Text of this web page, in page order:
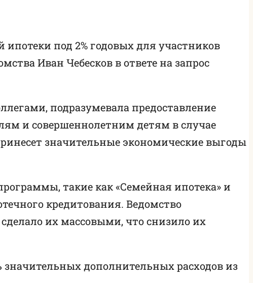
под 2% годовых для участников
Иван Чебесков в ответе на запрос
подразумевала предоставление
и совершеннолетним детям в случае
значительные экономические выгоды
такие как «Семейная ипотека» и
кредитования. Ведомство
их массовыми, что снизило их
дополнительных расходов из